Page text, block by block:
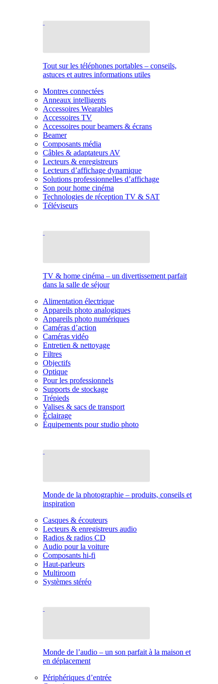
Tout sur les téléphones portables – conseils,
astuces et autres informations utiles
Montres connectées
Anneaux intelligents
Accessoires Wearables
Accessoires TV
Accessoires pour beamers & écrans
Beamer
Composants média
Câbles & adaptateurs AV
Lecteurs & enregistreurs
Lecteurs d’affichage dynamique
Solutions professionnelles d’affichage
Son pour home cinéma
Technologies de réception TV & SAT
Téléviseurs
TV & home cinéma – un divertissement parfait
dans la salle de séjour
Alimentation électrique
Appareils photo analogiques
Appareils photo numériques
Caméras d’action
Caméras vidéo
Entretien & nettoyage
Filtres
Objectifs
Optique
Pour les professionnels
Supports de stockage
Trépieds
Valises & sacs de transport
Éclairage
Équipements pour studio photo
Monde de la photographie – produits, conseils et
inspiration
Casques & écouteurs
Lecteurs & enregistreurs audio
Radios & radios CD
Audio pour la voiture
Composants hi-fi
Haut-parleurs
Multiroom
Systèmes stéréo
Monde de l’audio – un son parfait à la maison et
en déplacement
Périphériques d’entrée